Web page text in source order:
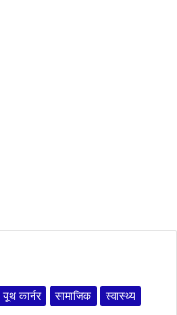
यूथ कार्नर सामाजिक स्वास्थ्य